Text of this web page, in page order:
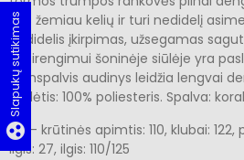
Ilgis žemiau kelių ir turi nedidelį
nedidelis įkirpimas, užsegamas
apsirengimui šoninėje siūlėje yra
Vienspalvis audinys leidžia lengvai
Sudėtis: 100% poliesteris. Spalva:
46 - krūtinės apimtis: 110, klubai:
ilgis: 27, ilgis: 110/125
group_work
Slapukų sutikimas